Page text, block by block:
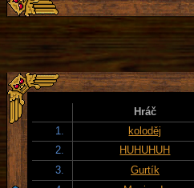
Hráč
1.
koloděj
2.
HUHUHUH
3.
Gurtík